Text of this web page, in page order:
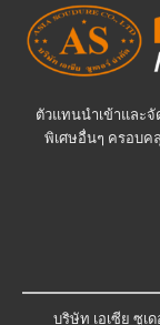
ตัวแทนนำเข้าและ
พิเศษอื่นๆ ครอบค
บริษัท เอเซีย ซูเ